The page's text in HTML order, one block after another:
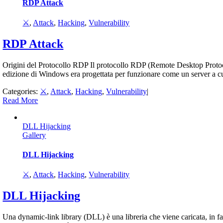
RDP Attack
⚔️, Attack,Hacking,Vulnerability
RDP Attack
Origini del Protocollo RDP Il protocollo RDP (Remote Desktop
edizione di Windows era progettata per funzionare come un server a
Categories: ⚔️, Attack,Hacking,Vulnerability|
Read More
DLL Hijacking
Gallery
DLL Hijacking
⚔️, Attack,Hacking,Vulnerability
DLL Hijacking
Una dynamic-link library (DLL) è una libreria che viene caricata, in